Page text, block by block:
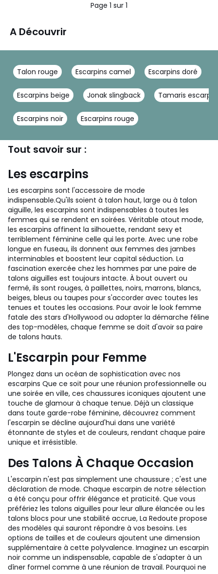
Page 1 sur 1
A Découvrir
Talon rouge Escarpins camel Escarpins doré
Escarpins beige Jonak slingback Tamaris
Escarpins noir Escarpins rouge
Tout savoir sur :
Les escarpins
Les escarpins sont l'accessoire de mode
indispensable.Qu'ils soient à talon haut, large ou à talon
aiguille, les escarpins sont indispensables à toutes les
femmes qui se rendent en soirées. Véritable atout mode,
les escarpins affinent la silhouette, rendant sexy et
terriblement féminine celle qui les porte. Avec une robe
longue en fuseau, ils donnent aux femmes des jambes
interminables et boostent leur capital séduction. La
fascination exercée chez les hommes par une paire de
talons aiguilles est toujours intacte. À bout ouvert ou
fermé, ils sont rouges, à paillettes, noirs, marrons, blancs,
beiges, bleus ou taupes pour s'accorder avec toutes les
tenues et toutes les occasions. Pour avoir le look femme
fatale des stars d'Hollywood ou adopter la démarche féline
des top-modèles, chaque femme se doit d'avoir sa paire
de talons hauts.
L'Escarpin pour Femme
Plongez dans un océan de sophistication avec nos
escarpins Que ce soit pour une réunion professionnelle ou
une soirée en ville, ces chaussures iconiques ajoutent une
touche de glamour à chaque tenue. Déjà un classique
dans toute garde-robe féminine, découvrez comment
l'escarpin se décline aujourd'hui dans une variété
étonnante de styles et de couleurs, rendant chaque paire
unique et irrésistible.
Des Talons À Chaque Occasion
L'escarpin n'est pas simplement une chaussure ; c'est une
déclaration de mode. Chaque escarpin de notre sélection
a été conçu pour offrir élégance et praticité. Que vous
préfériez les talons aiguilles pour leur allure élancée ou les
talons blocs pour une stabilité accrue, La Redoute propose
des modèles qui sauront répondre à vos besoins. Les
options de tailles et de couleurs ajoutent une dimension
supplémentaire à cette polyvalence. Imaginez un escarpin
noir comme un indispensable, capable de s'adapter à un
dîner formel comme à une réunion de travail. Pourquoi ne